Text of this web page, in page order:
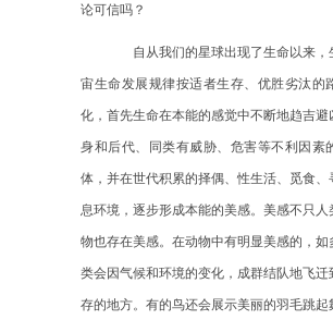
论可信吗？
自从我们的星球出现了生命以来，
宙生命发展规律按适者生存、优胜劣汰的
化，首先生命在本能的感觉中不断地趋吉避
身和后代、同类有威胁、危害等不利因素
体，并在世代积累的择偶、性生活、觅食、
息环境，逐步形成本能的美感。美感不只人
物也存在美感。在动物中有明显美感的，如
类会因气候和环境的变化，成群结队地飞迁
存的地方。有的鸟还会展示美丽的羽毛跳起